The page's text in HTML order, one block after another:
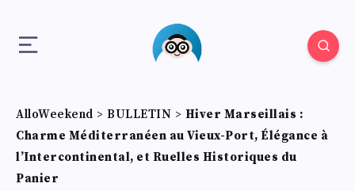
AlloWeekend > BULLETIN > Hiver Marseillais :
Charme Méditerranéen au Vieux-Port, Élégance à
l’Intercontinental, et Ruelles Historiques du
Panier